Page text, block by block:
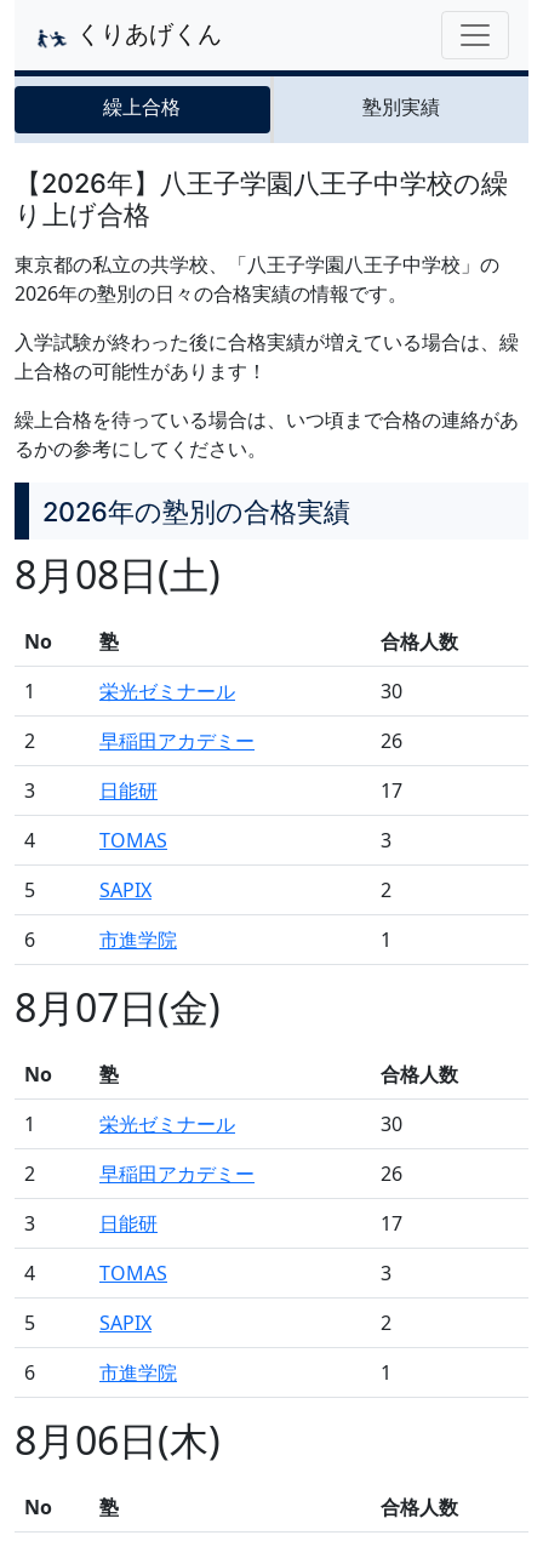
くりあげくん
繰上合格 塾別実績
【2026年】八王子学園八王子中学校の繰
り上げ合格
東京都の私立の共学校、「八王子学園八王子中学校」の
2026年の塾別の日々の合格実績の情報です。
入学試験が終わった後に合格実績が増えている場合は、繰
上合格の可能性があります！
繰上合格を待っている場合は、いつ頃まで合格の連絡があ
るかの参考にしてください。
2026年の塾別の合格実績
8月08日(土)
No 塾
合格人数
1
栄光ゼミナール
30
2
早稲田アカデミー
26
3
日能研
17
4
TOMAS
3
5
SAPIX
2
6
市進学院 1
8月07日(金)
No 塾
合格人数
1
栄光ゼミナール
30
2
早稲田アカデミー
26
3
日能研
17
4
TOMAS
3
5
SAPIX
2
6
市進学院 1
8月06日(木)
No 塾
合格人数